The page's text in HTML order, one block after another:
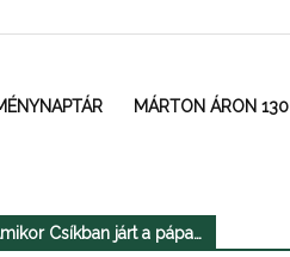
MÁRTON ÁRON 130
Csíkban járt a pápa…